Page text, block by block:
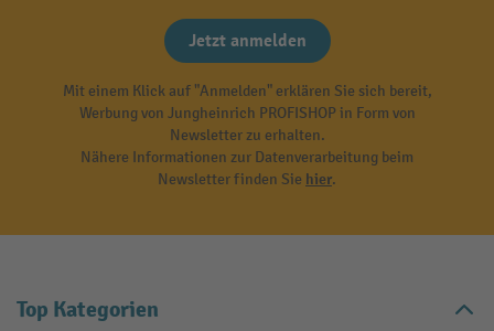
Jetzt anmelden
Mit einem Klick auf "Anmelden" erklären Sie sich bereit,
Werbung von Jungheinrich PROFISHOP in Form von
Newsletter zu erhalten.
Nähere Informationen zur Datenverarbeitung beim
Newsletter finden Sie hier.
Top Kategorien